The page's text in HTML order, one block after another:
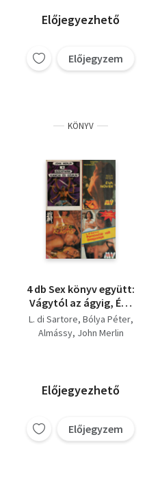
szukái
Előjegyezhető
Előjegyzem
KÖNYV
4 db Sex könyv együtt:
Vágytól az ágyig, Éva
nővér, Pornósztár volt
őnagysága, A
L. di Sartore Bólya Péter
Almássy John Merlin
Előjegyezhető
Előjegyzem